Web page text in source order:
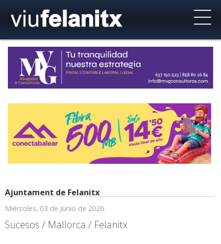
Ajuntament de Felanitx
Miércoles, 03 de Junio de 2026
Sucesos / Mallorca / Felanitx